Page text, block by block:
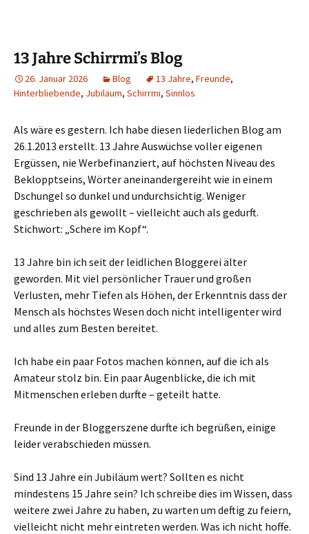
13 Jahre Schirrmi’s Blog
26. Januar 2026 Blog 13 Jahre, Freunde,
Hinterbliebende, Jubiläum, Schirrmi, Sinnlos
Als wäre es gestern. Ich habe diesen liederlichen Blog am
26.1.2013 erstellt. 13 Jahre Auswüchse voller eigenen
Ergüssen, nie Werbefinanziert, auf höchsten Niveau des
Beklopptseins, Wörter aneinandergereiht wie in einem
Dschungel so dunkel und undurchsichtig. Weniger
geschrieben als gewollt – vielleicht auch als gedurft.
Stichwort: „Schere im Kopf“.
13 Jahre bin ich seit der leidlichen Bloggerei älter
geworden. Mit viel persönlicher Trauer und großen
Verlusten, mehr Tiefen als Höhen, der Erkenntnis dass der
Mensch als höchstes Wesen doch nicht intelligenter wird
und alles zum Besten bereitet.
Ich habe ein paar Fotos machen können, auf die ich als
Amateur stolz bin. Ein paar Augenblicke, die ich mit
Mitmenschen erleben durfte – geteilt hatte.
Freunde in der Bloggerszene durfte ich begrüßen, einige
leider verabschieden müssen.
Sind 13 Jahre ein Jubiläum wert? Sollten es nicht
mindestens 15 Jahre sein? Ich schreibe dies im Wissen, dass
weitere zwei Jahre zu haben, zu warten um deftig zu feiern,
vielleicht nicht mehr eintreten werden. Was ich nicht hoffe.